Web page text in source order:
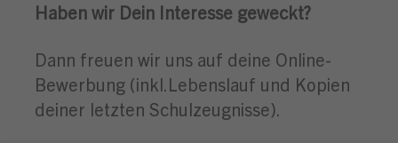
Haben wir Dein Interesse geweckt?
Dann freuen wir uns auf deine Online-
Bewerbung (inkl.Lebenslauf und Kopien
deiner letzten Schulzeugnisse).